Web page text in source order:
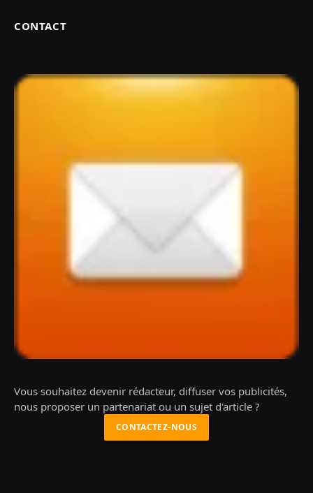
CONTACT
Vous souhaitez devenir rédacteur, diffuser vos publicités,
nous proposer un partenariat ou un sujet d'article ?
CONTACTEZ-NOUS